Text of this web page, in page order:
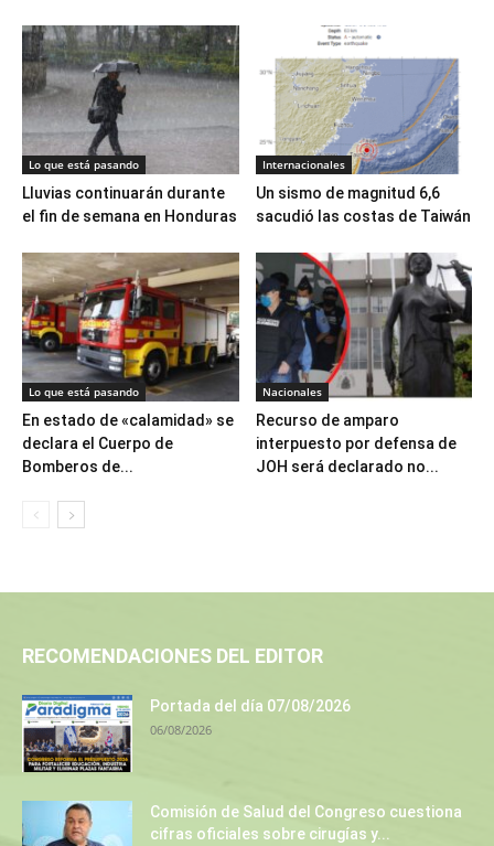
Lo que está pasando
Lluvias continuarán durante
el fin de semana en Honduras
Internacionales
Un sismo de magnitud 6,6
sacudió las costas de Taiwán
Lo que está pasando
En estado de «calamidad» se
declara el Cuerpo de
Bomberos de...
Nacionales
Recurso de amparo
interpuesto por defensa de
JOH será declarado no...
RECOMENDACIONES DEL EDITOR
Portada del día 07/08/2026
06/08/2026
Comisión de Salud del Congreso cuestiona
cifras oficiales sobre cirugías y...